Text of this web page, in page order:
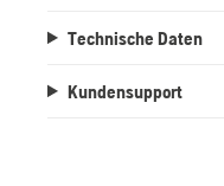
Leistung
verbesserte
Technische Daten
Kundensupport